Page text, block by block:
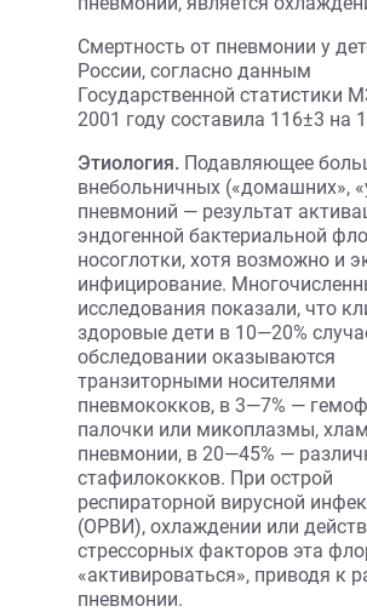
Смертность от пневмонии у
России, согласно данным
Государственной статистики
2001 году составила 116±3 на
Этиология. Подавляющее
внебольничных («домашних»,
пневмоний — результат
эндогенной бактериальной
носоглотки, хотя возможно и
инфицирование.
исследования показали, что
здоровые дети в 10—20%
обследовании оказываются
транзиторными носителями
пневмококков, в 3—7% —
палочки или микоплазмы,
пневмонии, в 20—45% —
стафилококков. При острой
респираторной вирусной
(ОРВИ), охлаждении или
стрессорных факторов эта
«активироваться», приводя к
пневмонии.